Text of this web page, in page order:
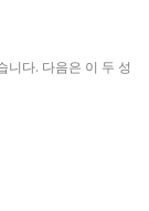
니다. 다음은 이 두 성